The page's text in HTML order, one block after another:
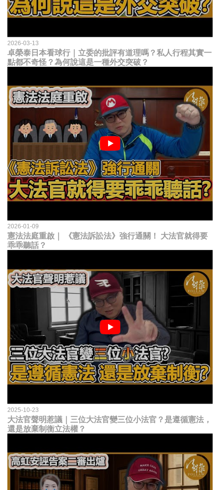
2026-03-13
卓榮泰日本看球行｜立委的批評有道理嗎？私人行程其實一
點都不奇怪？為何說這是一種外交突破？
2026-01-09
憲法法庭重啟｜ 《憲法訴訟法》強行通關！ 大法官就得要
乖乖聽話？
2025-10-23
大法官聲明惹議｜三位大法官變三位小法官？是遵循憲法，
還是放棄制衡立法權？